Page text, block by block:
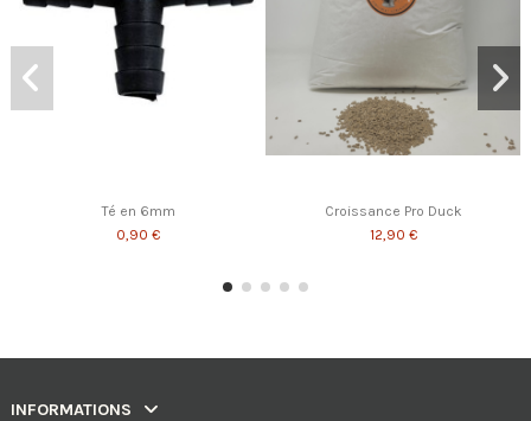
Té en 6mm
0,90 €
Croissance Pro Duck
12,90 €
INFORMATIONS